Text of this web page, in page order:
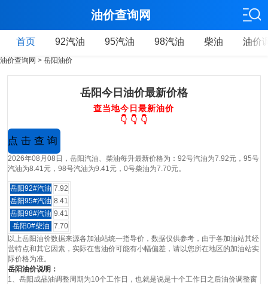
油价查询网
首页 92汽油 95汽油 98汽油 柴油 油价
油价查询网 > 岳阳油价
岳阳今日油价最新价格
查当地今日最新油价
👇 👇 👇
2026年08月08日，岳阳汽油、柴油每升最新价格为：92号汽油为7.92元，95号
汽油为8.41元，98号汽油为9.41元，0号柴油为7.70元。
岳阳92#汽油 7.92
岳阳95#汽油 8.41
岳阳98#汽油 9.41
岳阳0#柴油
7.70
以上岳阳油价数据来源各加油站统一指导价，数据仅供参考，由于各加油站其经
营特点和其它因素，实际在售油价可能有小幅偏差，请以您所在地区的加油站实
际价格为准。
岳阳油价说明：
1、岳阳成品油调整周期为10个工作日，也就是说是十个工作日之后油价调整窗